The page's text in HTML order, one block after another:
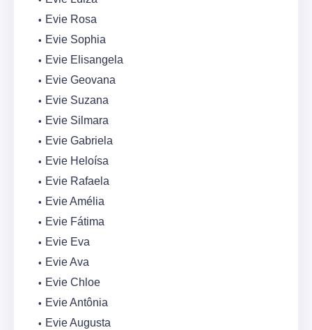
Evie Rosa
Evie Sophia
Evie Elisangela
Evie Geovana
Evie Suzana
Evie Silmara
Evie Gabriela
Evie Heloísa
Evie Rafaela
Evie Amélia
Evie Fátima
Evie Eva
Evie Ava
Evie Chloe
Evie Antônia
Evie Augusta